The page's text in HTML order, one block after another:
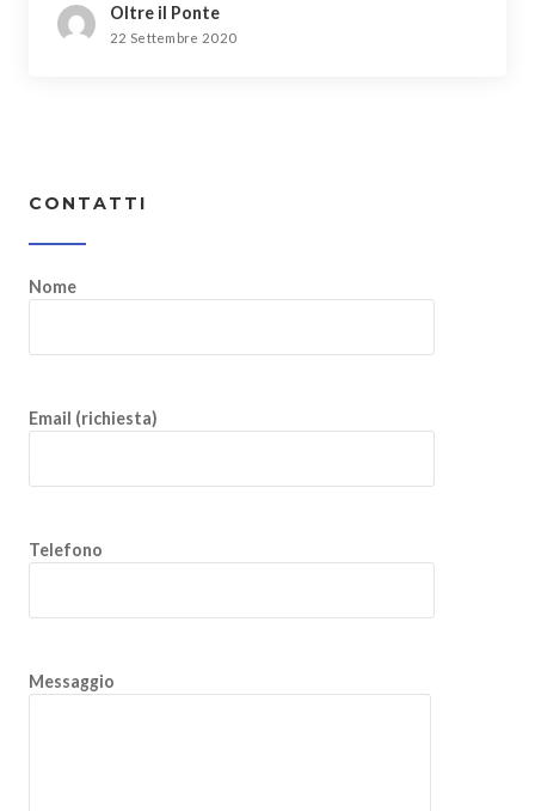
Oltre il Ponte
22 Settembre 2020
CONTATTI
Nome
Email (richiesta)
Telefono
Messaggio